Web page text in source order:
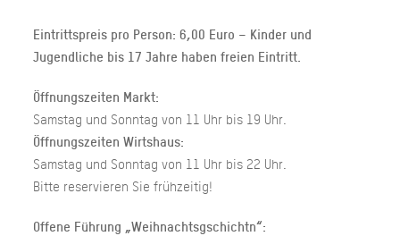
Eintrittspreis pro Person: 6,00 Euro – Kinder und
Jugendliche bis 17 Jahre haben freien Eintritt.
Öffnungszeiten Markt:
Samstag und Sonntag von 11 Uhr bis 19 Uhr.
Öffnungszeiten Wirtshaus:
Samstag und Sonntag von 11 Uhr bis 22 Uhr.
Bitte reservieren Sie frühzeitig!
Offene Führung „Weihnachtsgschichtn“: